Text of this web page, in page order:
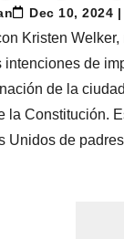
Dec 10, 2024
Kristen
intenciones de
de la
la Constitución.
Unidos de